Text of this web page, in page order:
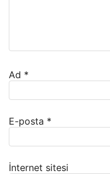
Ad *
E-posta *
İnternet sitesi